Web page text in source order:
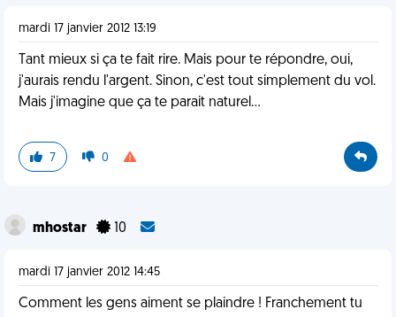
mardi 17 janvier 2012 13:19
Tant mieux si ça te fait rire. Mais pour te répondre, oui,
j'aurais rendu l'argent. Sinon, c'est tout simplement du vol.
Mais j'imagine que ça te parait naturel...
7 0
mhostar 10
mardi 17 janvier 2012 14:45
Comment les gens aiment se plaindre ! Franchement tu